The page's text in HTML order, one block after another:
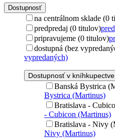
Dostupnosť
na centrálnom sklade (0
predpredaj (0 titulov)
pripravujeme (0 titulov)
dostupná (bez
vypredaných)
Dostupnosť v kníhkupectve
Banská Bystrica
Bystrica (Martinus)
Bratislava -
- Cubicon (Martinus)
Bratislava - Nivy
Nivy (Martinus)